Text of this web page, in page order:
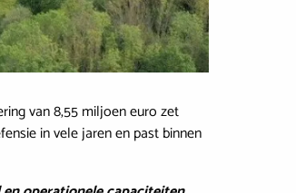
van 8,55 miljoen euro zet
in vele jaren en past binnen